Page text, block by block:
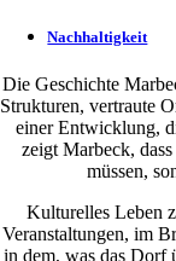
Nachhaltigkeit
Die Geschichte
Strukturen, vertraute
einer Entwicklung,
zeigt Marbeck,
müssen,
Kulturelles Leben
Veranstaltungen, im
in dem, was das Dorf